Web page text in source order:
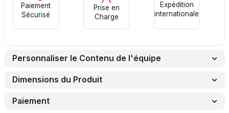
Paiement
Sécurisé
Prise en
Charge
Expédition
internationale
Personnaliser le Contenu de l'équipe
Dimensions du Produit
Paiement